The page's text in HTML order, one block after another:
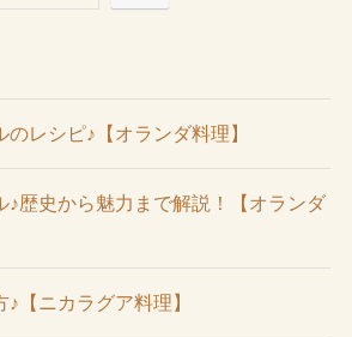
レシピ♪【オランダ料理】
♪歴史から魅力まで解説！【オランダ
【ニカラグア料理】